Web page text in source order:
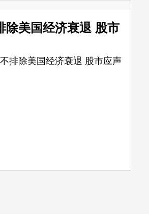
除美国经济衰退 股市
排除美国经济衰退 股市应声